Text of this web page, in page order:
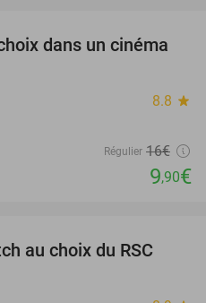
38%
dans un cinéma
8.8 star
Régulier 16€
9,90€
70%
au choix du RSC